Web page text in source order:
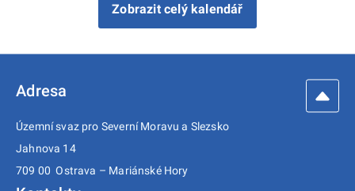
Zobrazit celý kalendář
Adresa
Územní svaz pro Severní Moravu a Slezsko
Jahnova 14
709 00 Ostrava – Mariánské Hory